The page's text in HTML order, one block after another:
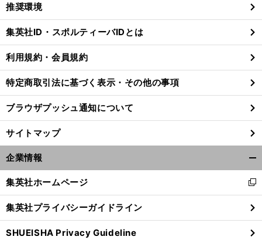
勝したエイバル乾貴士
移籍の噂を否定
「
当なこと書かないで
閉
る
推奨環境
集英社ID・スポルティーバIDとは
利用規約・会員規約
特定商取引法に基づく表示・その他の事項
ブラウザプッシュ通知について
サイトマップ
企業情報
閉
る
集英社ホームページ
新
し
い
ウ
ィ
集英社プライバシーガイドライン
SHUEISHA Privacy Guideline